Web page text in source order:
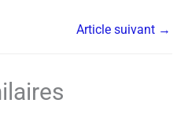
Article suivant →